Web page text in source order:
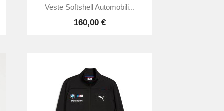
Aperçu rapide
Veste Softshell Automobili...
160,00 €